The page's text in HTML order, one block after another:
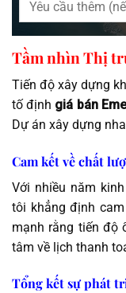
Tầm nhìn Thị
Tiến độ xây dựng
tố định giá bán
Dự án xây dựng
Cam kết về chất
Với nhiều năm
tôi khẳng định
mạnh rằng tiến độ
tâm về lịch thanh
Tổng kết sự phát